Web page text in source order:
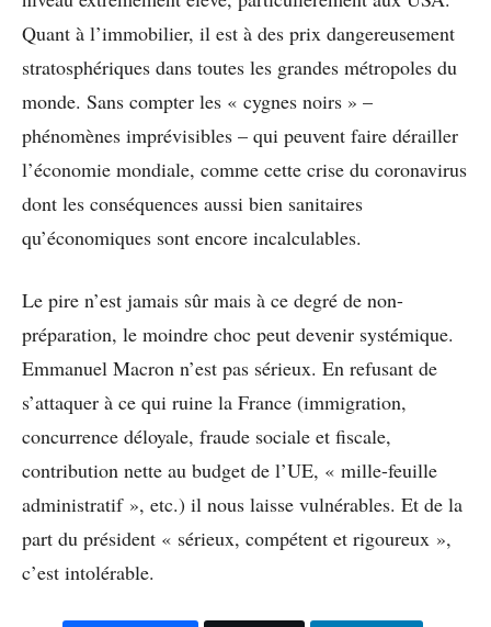
Quant à l’immobilier, il est à des prix dangereusement
stratosphériques dans toutes les grandes métropoles du
monde. Sans compter les « cygnes noirs » –
phénomènes imprévisibles – qui peuvent faire dérailler
l’économie mondiale, comme cette crise du coronavirus
dont les conséquences aussi bien sanitaires
qu’économiques sont encore incalculables.
Le pire n’est jamais sûr mais à ce degré de non-
préparation, le moindre choc peut devenir systémique.
Emmanuel Macron n’est pas sérieux. En refusant de
s’attaquer à ce qui ruine la France (immigration,
concurrence déloyale, fraude sociale et fiscale,
contribution nette au budget de l’UE, « mille-feuille
administratif », etc.) il nous laisse vulnérables. Et de la
part du président « sérieux, compétent et rigoureux »,
c’est intolérable.